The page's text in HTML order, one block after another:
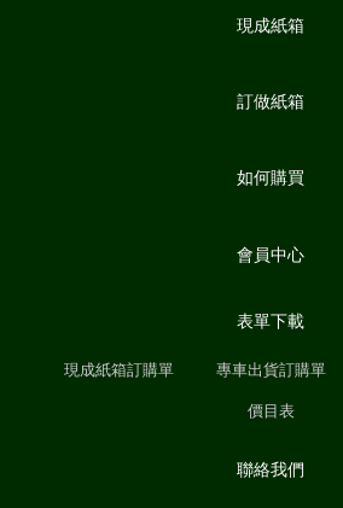
現成紙箱
訂做紙箱
如何購買
會員中心
表單下載
現成紙箱訂購單 專車出貨訂購單
價目表
聯絡我們